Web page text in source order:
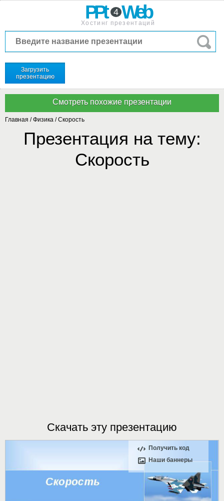
PPt 4 Web
Хостинг презентаций
Загрузить
презентацию
Главная /Физика /Скорость
Презентация на тему:
Скорость
Скачать эту презентацию
Получить код
Наши баннеры